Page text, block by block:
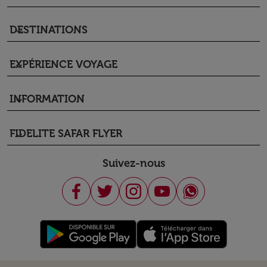
DESTINATIONS
keyboard_arrow_down
EXPÉRIENCE VOYAGE
keyboard_arrow_down
INFORMATION
keyboard_arrow_down
FIDELITE SAFAR FLYER
keyboard_arrow_down
Suivez-nous